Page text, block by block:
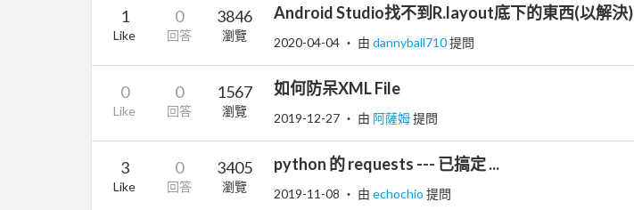
1
Like
0
回答
3846
瀏覽
Android Studio找不到R.layout底下的東西(以解決)
2020-04-04 ‧ 由 dannyball710提問
0
Like
0
回答
1567
瀏覽
如何防呆XML File
2019-12-27 ‧ 由 阿薩姆提問
3
Like
0
回答
3405
瀏覽
python 的 requests --- 已搞定 ...
2019-11-08 ‧ 由 echochio 提問